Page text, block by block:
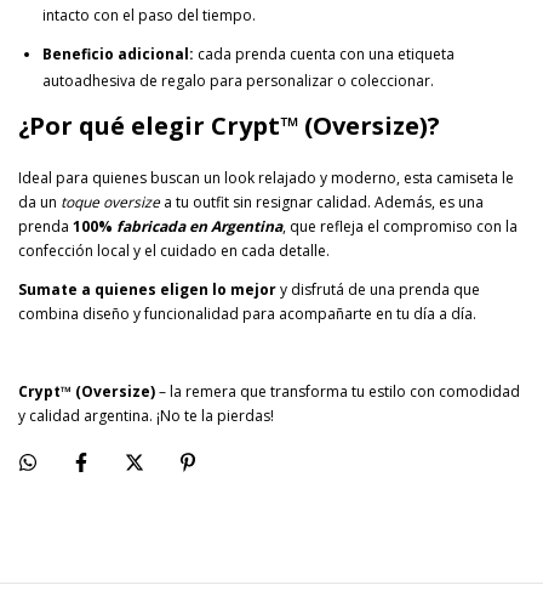
intacto con el paso del tiempo.
Beneficio adicional: cada prenda cuenta con una etiqueta
autoadhesiva de regalo para personalizar o coleccionar.
¿Por qué elegir Crypt™ (Oversize)?
Ideal para quienes buscan un look relajado y moderno, esta camiseta le
da un toque oversizea tu outfit sin resignar calidad. Además, es una
prenda 100% fabricada en Argentina, que refleja el compromiso con la
confección local y el cuidado en cada detalle.
Sumate a quienes eligen lo mejory disfrutá de una prenda que
combina diseño y funcionalidad para acompañarte en tu día a día.
Crypt™ (Oversize)– la remera que transforma tu estilo con comodidad
y calidad argentina. ¡No te la pierdas!